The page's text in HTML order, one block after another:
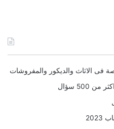
فى الاثاث والديكور والمفروشات
سؤال